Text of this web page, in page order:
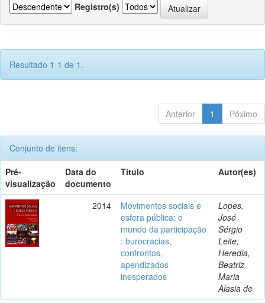
Registro(s)
Resultado 1-1 de 1.
Anterior 1 Póximo
Conjunto de itens:
Pré-
visualização
Data do
documento
Título Autor(es)
2014
Movimentos sociais e
esfera pública: o
mundo da participação
: burocracias,
confrontos,
apendizados
inesperados
Lopes,
José
Sérgio
Leite;
Heredia,
Beatriz
Maria
Alasia de